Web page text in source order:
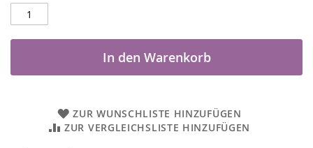
In den Warenkorb
ZUR WUNSCHLISTE HINZUFÜGEN
ZUR VERGLEICHSLISTE HINZUFÜGEN